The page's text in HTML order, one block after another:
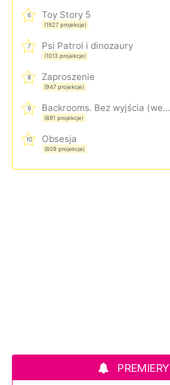
6 Toy Story 5
(1927 projekcje)
7 Psi Patrol i dinozaury
(1013 projekcje)
8 Zaproszenie
(947 projekcje)
9 Backrooms. Bez wyjścia (wersja rozszerzona)
(691 projekcje)
10 Obsesja
(609 projekcje)
PREMIERY